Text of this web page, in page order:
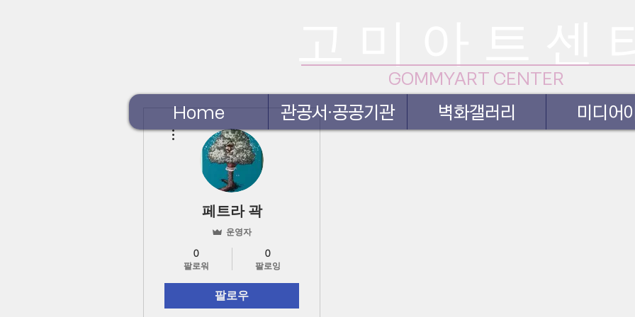
GOMMYART CENTER
Home
관공서·공공기관 벽화갤러리 미디어
페트라 곽
운영자
0
팔로워
0
팔로잉
팔로우